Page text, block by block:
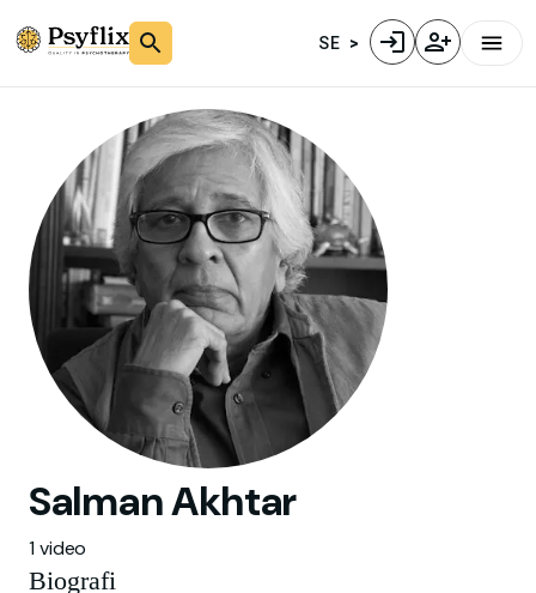
SE
SalmanAkhtar
1 video
Biografi